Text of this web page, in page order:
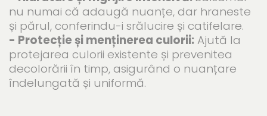
nu numai că adaugă nuanțe, dar hraneste
și părul, conferindu-i srălucire și catifelare.
- Protecție și menținerea culorii: Ajută la
protejarea culorii existente și prevenitea
decolorării în timp, asigurând o nuanțare
îndelungată și uniformă.